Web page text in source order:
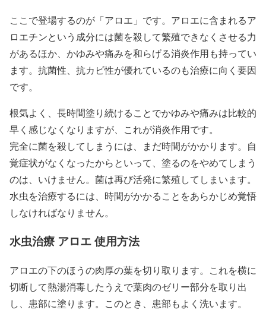
ここで登場するのが「アロエ」です。アロエに含まれるア
ロエチンという成分には菌を殺して繁殖できなくさせる力
があるほか、かゆみや痛みを和らげる消炎作用も持ってい
ます。抗菌性、抗カビ性が優れているのも治療に向く要因
です。
根気よく、長時間塗り続けることでかゆみや痛みは比較的
早く感じなくなりますが、これが消炎作用です。
完全に菌を殺してしまうには、まだ時間がかかります。自
覚症状がなくなったからといって、塗るのをやめてしまう
のは、いけません。菌は再び活発に繁殖してしまいます。
水虫を治療するには、時間がかかることをあらかじめ覚悟
しなければなりません。
水虫治療 アロエ 使用方法
アロエの下のほうの肉厚の葉を切り取ります。これを横に
切断して熱湯消毒したうえで葉肉のゼリー部分を取り出
し、患部に塗ります。このとき、患部もよく洗います。